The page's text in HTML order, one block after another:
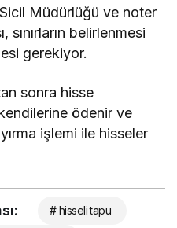
Müdürlüğü ve noter
sınırların belirlenmesi
gerekiyor.
sonra hisse
ödenir ve
işlemi ile hisseler
# hisseli tapu